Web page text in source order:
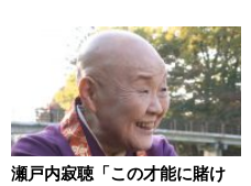
瀬戸内寂聴「この才能に賭け